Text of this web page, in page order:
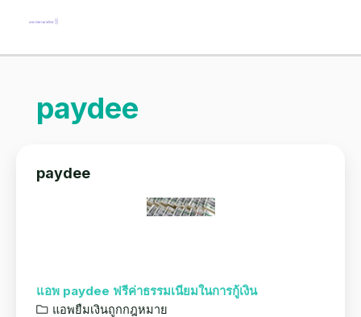
paydee
paydee
แอพ paydee ฟรีค่าธรรมเนียมในการกู้เงิน
แอพยืมเงินถูกกฎหมาย